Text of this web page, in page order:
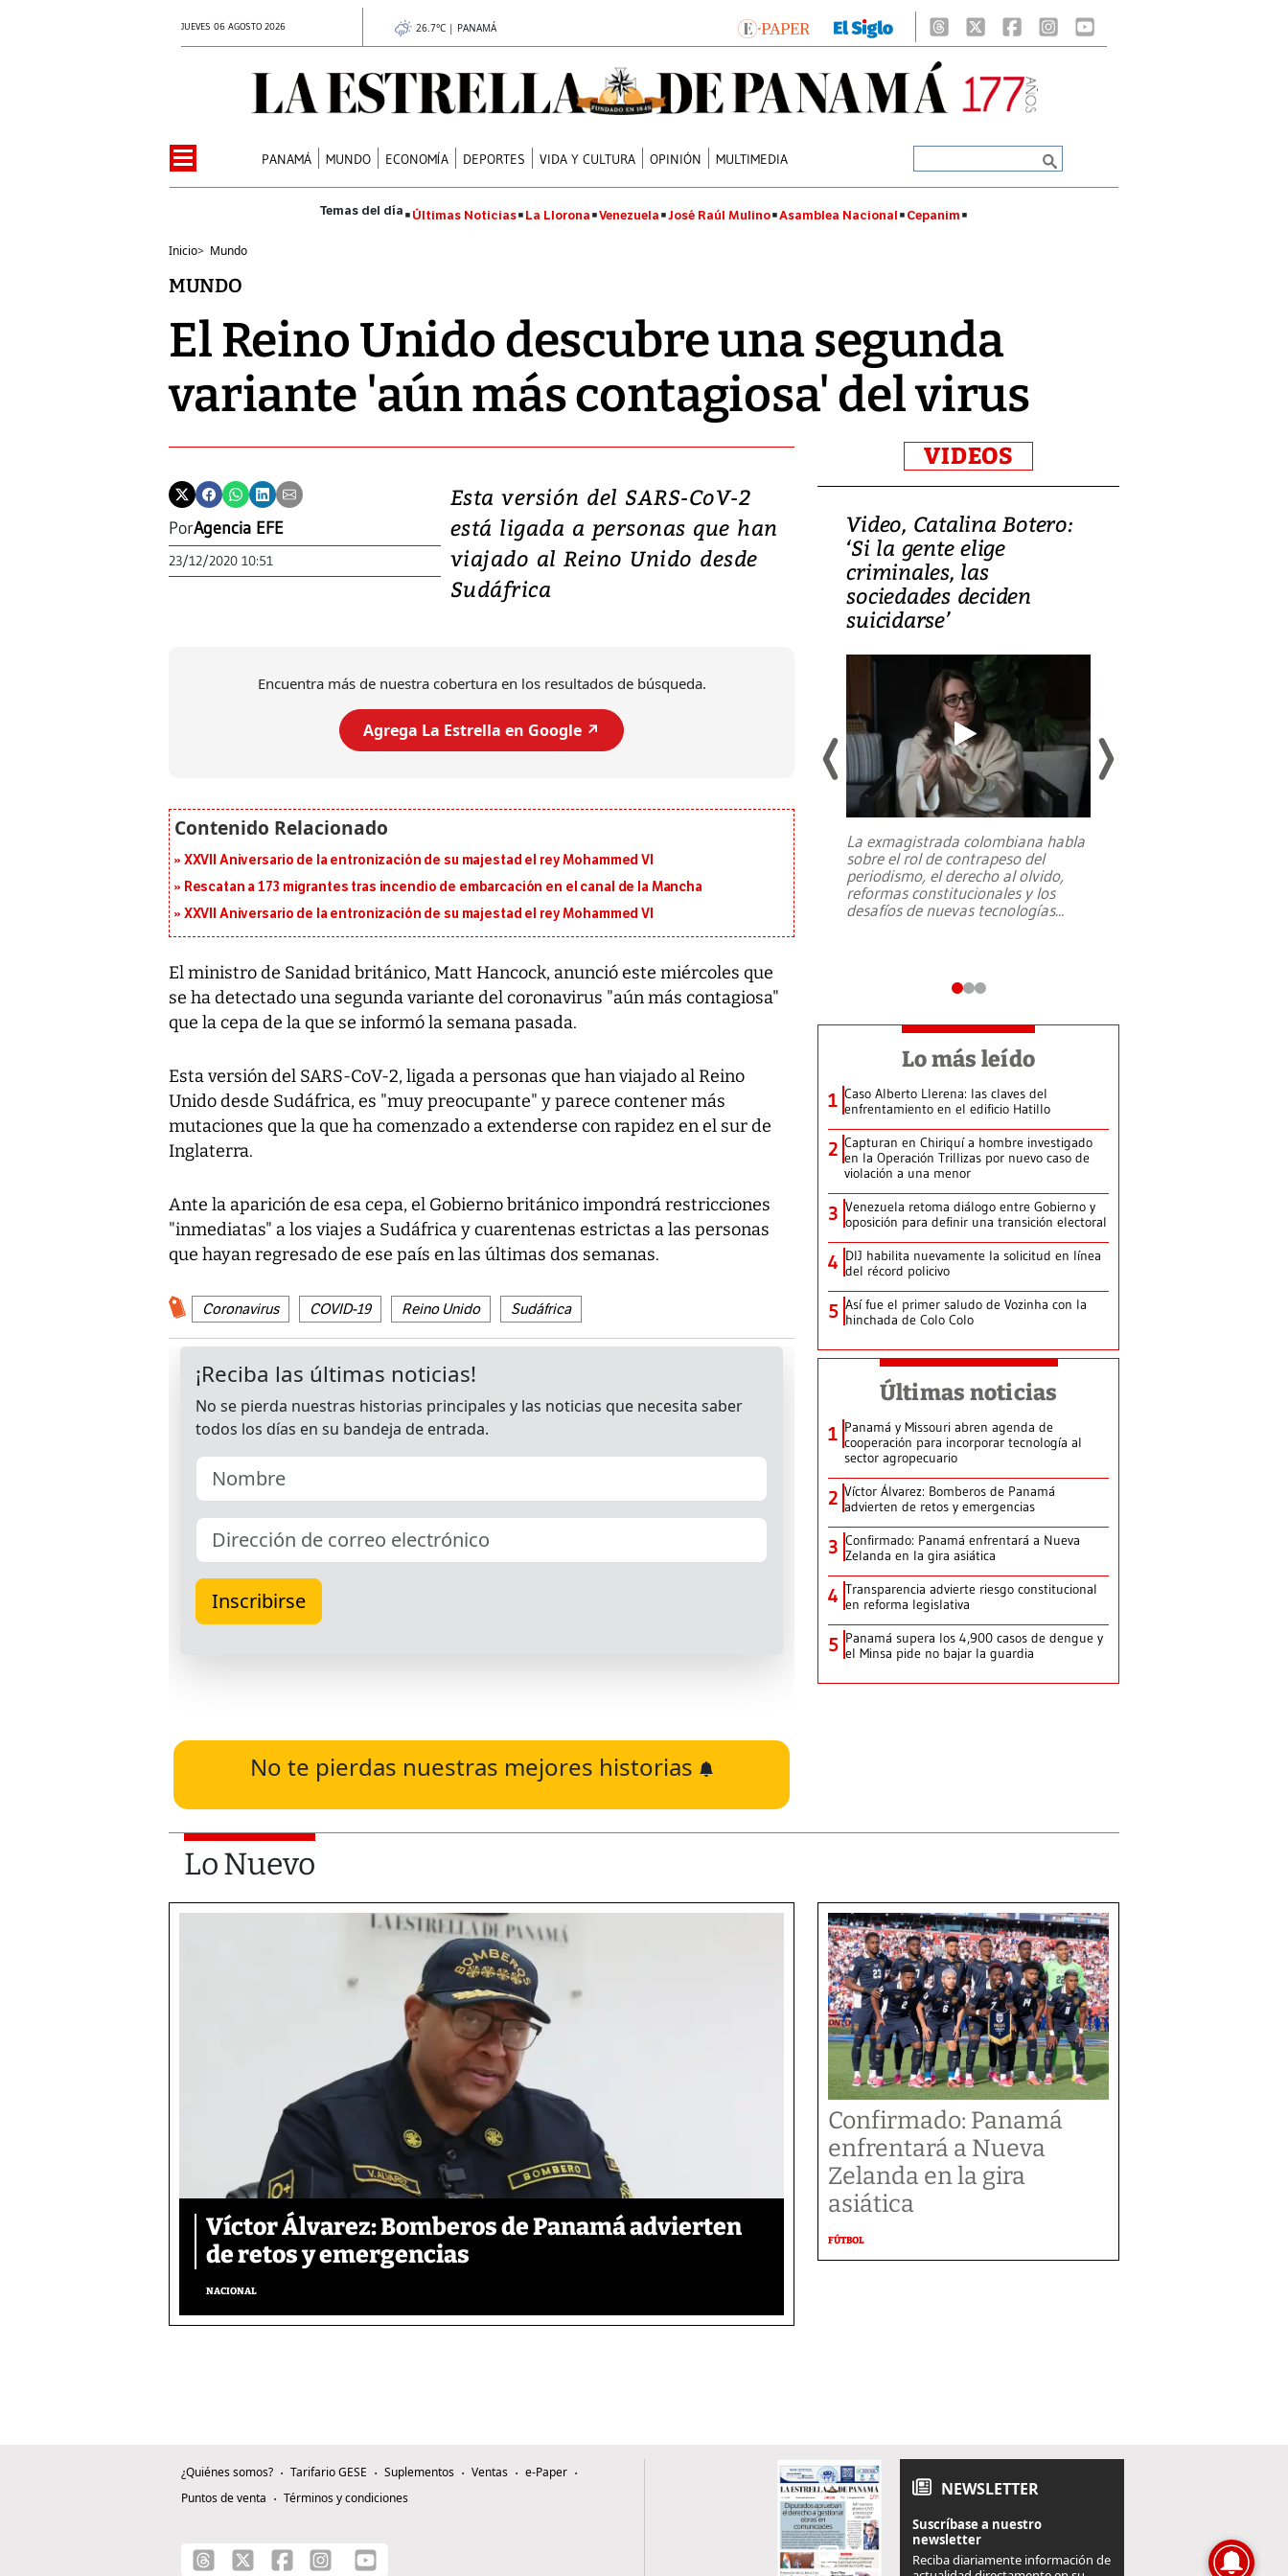
JUEVES 06 AGOSTO 2026 26.7°C | PANAMÁ
PANAMÁ MUNDO ECONOMÍA DEPORTES VIDA Y CULTURA OPINIÓN MULTIMEDIA
Últimas Noticias La Llorona Venezuela José Raúl Mulino Asamblea Nacional Cepanim
Inicio> Mundo
MUNDO
El Reino Unido descubre una segunda
variante 'aún más contagiosa' del virus
PorAgencia EFE
23/12/2020 10:51
Esta versión del SARS-CoV-2
está ligada a personas que han
viajado al Reino Unido desde
Sudáfrica
Encuentra más de nuestra cobertura en los resultados de búsqueda.
Agrega La Estrella en Google ↗️
XXVII Aniversario de la entronización de su majestad el rey Mohammed VI
Rescatan a 173 migrantes tras incendio de embarcación en el canal de la Mancha
XXVII Aniversario de la entronización de su majestad el rey Mohammed VI
El ministro de Sanidad británico, Matt Hancock, anunció este miércoles que
se ha detectado una segunda variante del coronavirus "aún más contagiosa"
que la cepa de la que se informó la semana pasada.
Esta versión del SARS-CoV-2, ligada a personas que han viajado al Reino
Unido desde Sudáfrica, es "muy preocupante" y parece contener más
mutaciones que la que ha comenzado a extenderse con rapidez en el sur de
Inglaterra.
Ante la aparición de esa cepa, el Gobierno británico impondrá restricciones
"inmediatas" a los viajes a Sudáfrica y cuarentenas estrictas a las personas
que hayan regresado de ese país en las últimas dos semanas.
Coronavirus COVID-19 Reino Unido Sudáfrica
No te pierdas nuestras mejores historias
VIDEOS
Video, Japón: Terremoto
deja heridos y graves
daños en Kumamoto
7,1 se registró este martes 28 de
emergencia de gran
Video, Catalina Botero:
‘Si la gente elige
criminales, las
sociedades deciden
suicidarse’
La exmagistrada colombiana habla
sobre el rol de contrapeso del
periodismo, el derecho al olvido,
reformas constitucionales y los
desafíos de nuevas tecnologías...
Lo más leído
1 Caso Alberto Llerena: las claves del
enfrentamiento en el edificio Hatillo
2 Capturan en Chiriquí a hombre investigado
en la Operación Trillizas por nuevo caso de
violación a una menor
3 Venezuela retoma diálogo entre Gobierno y
oposición para definir una transición electoral
4 DIJ habilita nuevamente la solicitud en línea
del récord policivo
5 Así fue el primer saludo de Vozinha con la
hinchada de Colo Colo
Últimas noticias
1 Panamá y Missouri abren agenda de
cooperación para incorporar tecnología al
sector agropecuario
2 Víctor Álvarez: Bomberos de Panamá
advierten de retos y emergencias
3 Confirmado: Panamá enfrentará a Nueva
Zelanda en la gira asiática
4 Transparencia advierte riesgo constitucional
en reforma legislativa
5 Panamá supera los 4,900 casos de dengue y
el Minsa pide no bajar la guardia
Lo Nuevo
Víctor Álvarez: Bomberos de Panamá advierten
de retos y emergencias
NACIONAL
Confirmado: Panamá
enfrentará a Nueva
Zelanda en la gira
asiática
FÚTBOL
¿Quiénes somos? Tarifario GESE Suplementos Ventas
e-Paper
Puntos de venta
Términos y condiciones NEWSLETTER
Suscríbase a nuestro
newsletter
Reciba diariamente información de